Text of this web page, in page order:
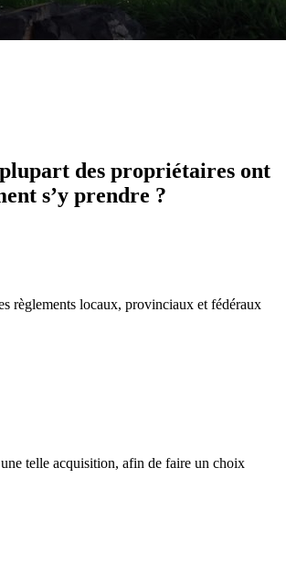
des propriétaires ont
s’y prendre ?
règlements locaux, provinciaux et fédéraux
telle acquisition, afin de faire un choix